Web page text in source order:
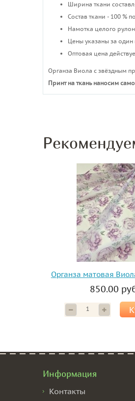
Ширина ткани
Состав ткани - 100 %
Намотка целого
Цены указаны за
Оптовая цена
Органза Виола с звёздным
Принт на ткань наносим
Органза матовая
850.00
Информация
Контакты